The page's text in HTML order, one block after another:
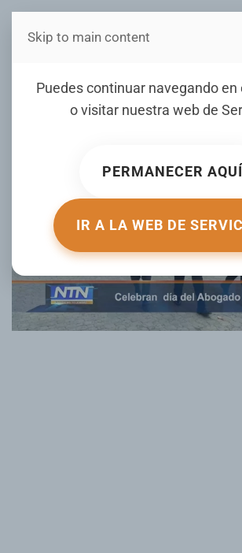
Estás en Telenord
Puedes continuar navegando en
o visitar nuestra web de
PERMANECER AQUÍ
IR A LA WEB DE
Skip to main content
Celebran día del
ESCRITO POR NOTICIERO TELENORD EL03